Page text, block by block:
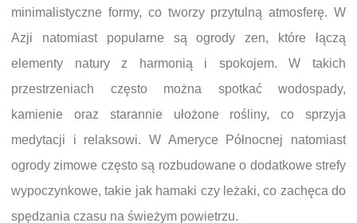
minimalistyczne formy, co tworzy przytulną atmosferę. W
Azji natomiast popularne są ogrody zen, które łączą
elementy natury z harmonią i spokojem. W takich
przestrzeniach często można spotkać wodospady,
kamienie oraz starannie ułożone rośliny, co sprzyja
medytacji i relaksowi. W Ameryce Północnej natomiast
ogrody zimowe często są rozbudowane o dodatkowe strefy
wypoczynkowe, takie jak hamaki czy leżaki, co zachęca do
spędzania czasu na świeżym powietrzu.